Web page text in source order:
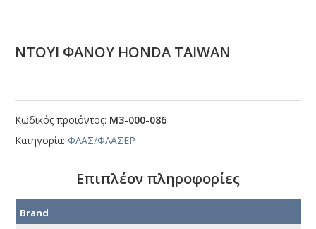
ΝΤΟΥΙ ΦΑΝΟΥ ΗΟΝDΑ ΤΑΙWΑΝ
Κωδικός προϊόντος: Μ3-000-086
Κατηγορία: ΦΛΑΣ/ΦΛΑΣΕΡ
Επιπλέον πληροφορίες
Brand